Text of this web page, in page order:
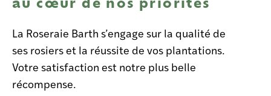
La Roseraie Barth s’engage sur la qualité de
ses rosiers et la réussite de vos plantations.
Votre satisfaction est notre plus belle
récompense.